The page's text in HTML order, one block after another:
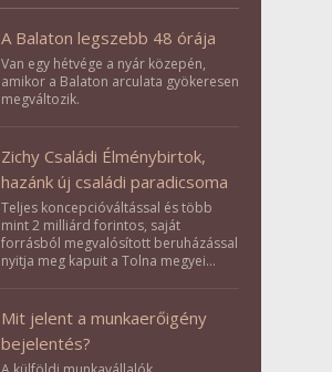
A Balaton legszebb 48 órája
Van egy hétvége a nyár közepén,
amikor a Balaton arculata gyökeresen
megváltozik.
Zichy Családi Élménybirtok,
hazánk új családi paradicsoma
Teljes koncepcióváltással és több
mint 2 milliárd forintos, saját
forrásból megvalósított beruházással
nyitja meg kapuit a Tolna megyei
Mit jelent a munkaerőigény
bejelentés?